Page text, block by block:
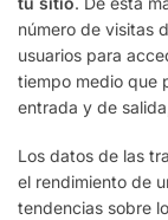
número de visitas
usuarios para
tiempo medio que
entrada y de
Los datos de las
el rendimiento de
tendencias sobre